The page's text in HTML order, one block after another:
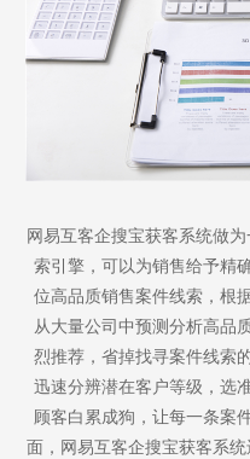
网易互客企搜宝获客系统做
索引擎，可以为销售给予精
位高品质销售案件线索，根
从大量公司中预测分析高品
烈推荐，省掉找寻案件线索
迅速分辨潜在客户等级，选
顾客白累成狗，让每一条案
面，网易互客企搜宝获客系